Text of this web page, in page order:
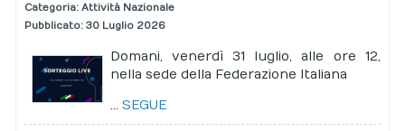
Categoria:Attività Nazionale
Pubblicato: 30 Luglio 2026
Domani, venerdì 31 luglio, alle ore 12,
nella sede della Federazione Italiana
...SEGUE